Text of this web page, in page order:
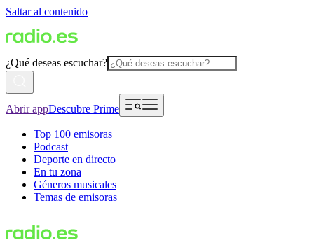
Saltar al contenido
¿Qué deseas escuchar?
Abrir appDescubre Prime
Top 100 emisoras
Podcast
Deporte en directo
En tu zona
Géneros musicales
Temas de emisoras